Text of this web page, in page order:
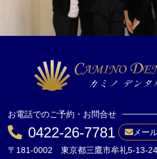
お電話でのご予約・お問合せ
0422-26-7781
メー
〒181-0002 東京都三鷹市牟礼5-13-